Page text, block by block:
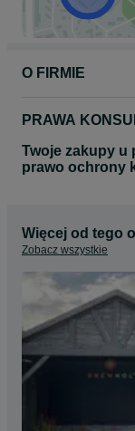
Wykonujemy inne
zamówienie klienta.
O FIRMIE
PRAWA
Twoje zakupy u
prawo ochrony
Więcej od tego
Zobacz wszystkie